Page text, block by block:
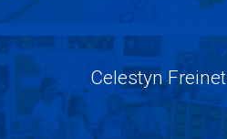
Celestyn Freinet